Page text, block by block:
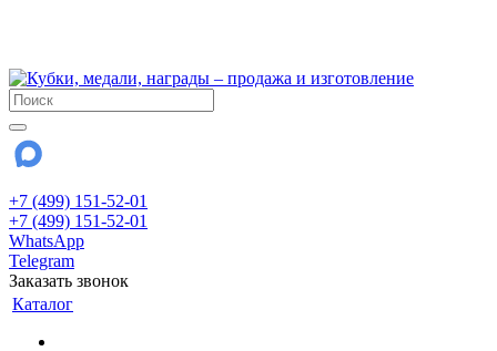
+7 (499) 151-52-01
+7 (499) 151-52-01
WhatsApp
Telegram
Заказать звонок
Каталог